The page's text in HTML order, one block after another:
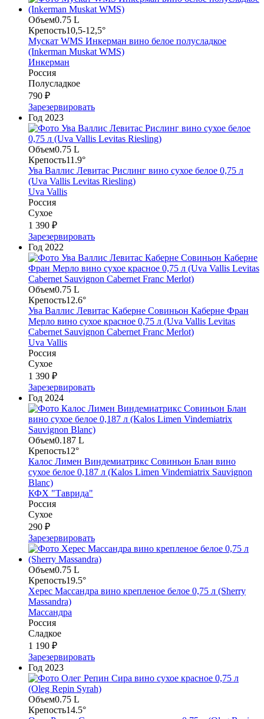
Объем0.75 L
Крепость10,5-12,5°
Мускат WMS Инкерман вино белое полусладкое
(Inkerman Muskat WMS)
Инкерман
Россия
Полусладкое
790 ₽
Зарезервировать
Год 2023
Объем0.75 L
Крепость11.9°
Ува Валлис Левитас Рислинг вино сухое белое 0,75 л
(Uva Vallis Levitas Riesling)
Uva Vallis
Россия
Сухое
1 390 ₽
Зарезервировать
Год 2022
Объем0.75 L
Крепость12.6°
Ува Валлис Левитас Каберне Совиньон Каберне Фран
Мерло вино сухое красное 0,75 л (Uva Vallis Levitas
Cabernet Sauvignon Cabernet Franc Merlot)
Uva Vallis
Россия
Сухое
1 390 ₽
Зарезервировать
Год 2024
Объем0.187 L
Крепость12°
Калос Лимен Виндемиатрикс Совиньон Блан вино
сухое белое 0,187 л (Kalos Limen Vindemiatrix Sauvignon
Blanc)
КФХ "Таврида"
Россия
Сухое
290 ₽
Зарезервировать
Объем0.75 L
Крепость19.5°
Херес Массандра вино крепленое белое 0,75 л (Sherry
Massandra)
Массандра
Россия
Сладкое
1 190 ₽
Зарезервировать
Год 2023
Объем0.75 L
Крепость14.5°